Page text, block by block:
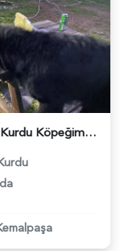
Alman Kurdu Köpeğime Eş arıyorum - 118981493